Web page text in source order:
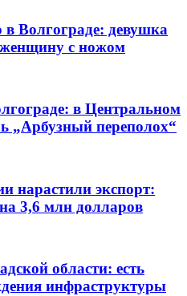
Волгограде: девушка
с ножом
в Центральном
„Арбузный переполох“
нарастили экспорт:
3,6 млн долларов
области: есть
инфраструктуры